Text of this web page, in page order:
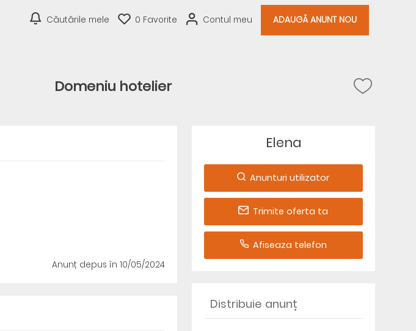
Căutările mele 0 Favorite Contul meu ADAUGĂ ANUNT NOU
Domeniu hotelier
Anunț depus în 10/05/2024
Elena
Anunturi utilizator
Trimite oferta ta
Afiseaza telefon
Distribuie anunț